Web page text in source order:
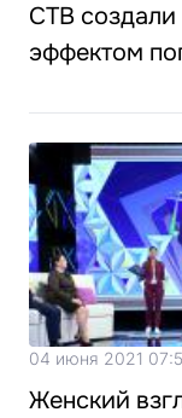
СТВ создали
эффектом
04 июня 2021
Женский